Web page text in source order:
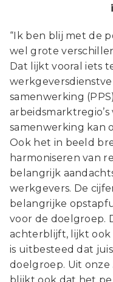
“Ik ben blij met de
wel grote
Dat lijkt vooral iets
samenwerking
samenwerking kan
Ook het in beeld
harmoniseren van
belangrijk
werkgevers. De
belangrijke
voor de doelgroep.
achterblijft, lijkt
is uitbesteed dat
doelgroep. Uit onze